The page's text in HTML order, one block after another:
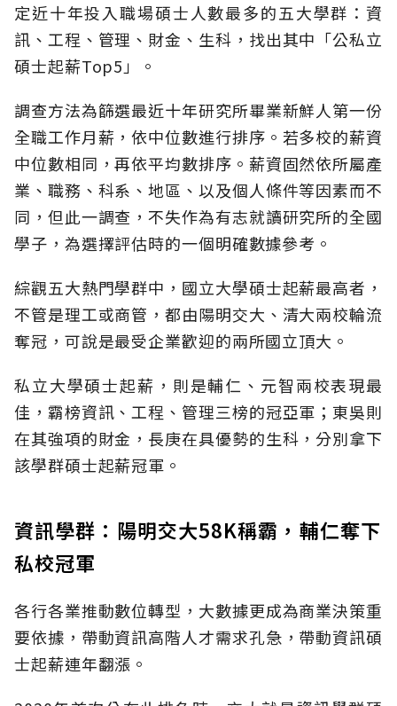
定近十年投入職場碩士人數最多的五大學群：資
訊、工程、管理、財金、生科，找出其中「公私立
碩士起薪Top5」。
調查方法為篩選最近十年研究所畢業新鮮人第一份
全職工作月薪，依中位數進行排序。若多校的薪資
中位數相同，再依平均數排序。薪資固然依所屬產
業、職務、科系、地區、以及個人條件等因素而不
同，但此一調查，不失作為有志就讀研究所的全國
學子，為選擇評估時的一個明確數據參考。
綜觀五大熱門學群中，國立大學碩士起薪最高者，
不管是理工或商管，都由陽明交大、清大兩校輪流
奪冠，可說是最受企業歡迎的兩所國立頂大。
私立大學碩士起薪，則是輔仁、元智兩校表現最
佳，霸榜資訊、工程、管理三榜的冠亞軍；東吳則
在其強項的財金，長庚在具優勢的生科，分別拿下
該學群碩士起薪冠軍。
資訊學群：陽明交大58K稱霸，輔仁奪下
私校冠軍
各行各業推動數位轉型，大數據更成為商業決策重
要依據，帶動資訊高階人才需求孔急，帶動資訊碩
士起薪連年翻漲。